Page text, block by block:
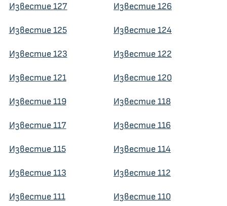
Известие 127 Известие 126
Известие 125 Известие 124
Известие 123 Известие 122
Известие 121 Известие 120
Известие 119 Известие 118
Известие 117 Известие 116
Известие 115 Известие 114
Известие 113 Известие 112
Известие 111 Известие 110